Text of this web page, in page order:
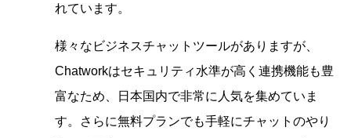
れています。
様々なビジネスチャットツールがありますが、
Chatworkはセキュリティ水準が高く連携機能も豊
富なため、日本国内で非常に人気を集めていま
す。さらに無料プランでも手軽にチャットのやり